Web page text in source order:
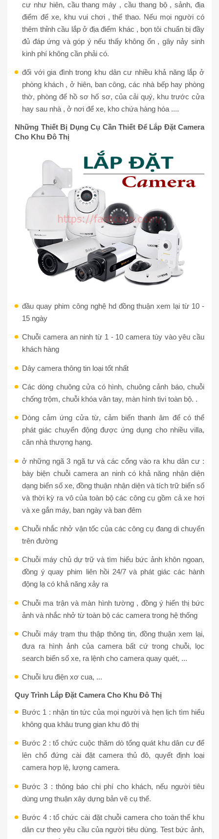
cư như hiên, cầu thang máy , cầu thang bộ , sảnh, địa
điểm để xe, khu vui chơi , thể thao. Nếu mọi người có
thêm thỉnh cầu lắp ở địa điểm khác , bọn tôi chuẩn bị đầy
đủ đáp ứng và góp ý nếu thấy không ổn , gây nảy sinh
kinh phí không cần phải có.
đối với gia đình trong khu dân cư nhiều khả năng lắp ở
phòng khách , ở hiên, ban công, các nhà bếp hay phòng
thờ, phòng để hồ sơ hố sơ, của cải quý, khu trước cửa
hay sau nhà , ở nơi để xe, kho chứa hàng hóa ....
Những Thiết Bị Dụng Cụ Cần Thiết Để Lắp Đặt Camera
Cho Khu Đô Thị
đầu quay phim công nghệ hd đồng thuận xem lại từ 10 -
15 ngày
Chuỗi camera an ninh từ 1 - 10 camera tùy vào yêu cầu
khách hàng
Dây camera thông tin loại tốt nhất
Các dòng chuông cửa có hình, chuông cảnh báo, chuỗi
chống trộm, chuỗi khóa vân tay, màn hình tivi toàn bộ. .
Dòng cảm ứng cửa từ, cảm biến thanh âm để có thể
phát giác chuyển động được ứng dụng cho nhiều villa,
căn nhà thượng hạng.
ở những ngã 3 ngã tư và các cổng vào ra khu dân cư :
bày biện chuỗi camera an ninh có khả năng nhận diện
dạng biển số xe, đồng thuận nhận diện và tích trữ biển số
và thời kỳ ra vô của toàn bộ các công cụ gồm cả xe hơi
và xe gắn máy, ban ngày và ban đêm
Chuỗi nhắc nhở vận tốc của các công cụ đang di chuyển
trên đường
Chuỗi máy chủ dự trữ và tìm hiểu bức ảnh khôn ngoan,
đồng ý quay phim liên hồi 24/7 và phát giác các hành
động lạ có khả năng xảy ra
Chuỗi ma trận và màn hình tường , đồng ý hiển thị bức
ảnh và nhắc nhở từ toàn bộ các camera trong hệ thống
Chuỗi máy trạm thu thập thông tin, đồng thuận xem lại,
đưa ra hình ảnh của camera bất cứ trong chuỗi, lọc
search biển số xe, ra lệnh cho camera quay quét, ...
Chuỗi lưu điện xơ cua, ...
Quy Trình Lắp Đặt Camera Cho Khu Đô Thị
Bước 1 : nhận tin tức của mọi người và hẹn lịch tìm hiểu
không qua khâu trung gian khu đô thị
Bước 2 : tổ chức cuộc thăm dò tổng quát khu dân cư để
lên chổ đứng cài đặt camera thủ đô, quyết định loại
camera hợp lệ, lượng camera.
Bước 3 : thông báo chi phí cho khách, nếu người tiêu
dùng ưng thuận xây dựng bản vẽ cụ thể.
Bước 4 : tổ chức cài đặt chuỗi camera cho toàn thể khu
dân cư theo yêu cầu của người tiêu dùng. Test bức ảnh,